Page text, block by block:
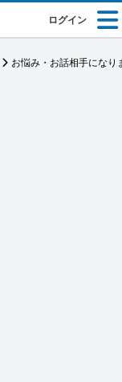
ログイン
お悩み・お話相手になり